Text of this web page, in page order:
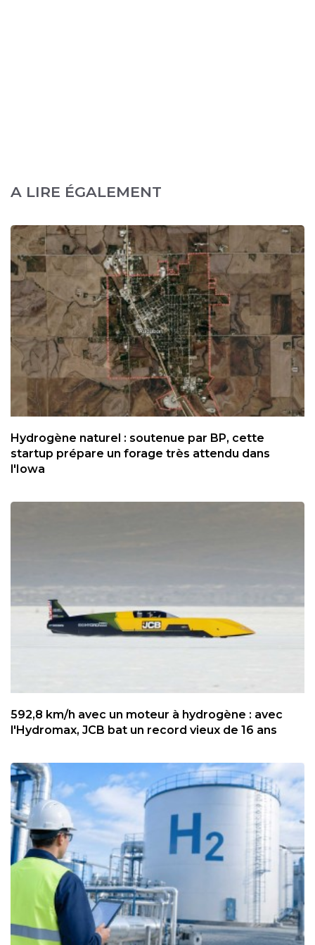
A LIRE ÉGALEMENT
Hydrogène naturel : soutenue par BP, cette
startup prépare un forage très attendu dans
l'Iowa
592,8 km/h avec un moteur à hydrogène : avec
l'Hydromax, JCB bat un record vieux de 16 ans